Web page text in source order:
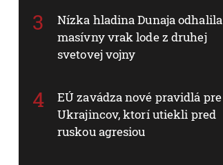
Nízka hladina Dunaja odhalila
masívny vrak lode z druhej
svetovej vojny
EÚ zavádza nové pravidlá pre
Ukrajincov, ktorí utiekli pred
ruskou agresiou